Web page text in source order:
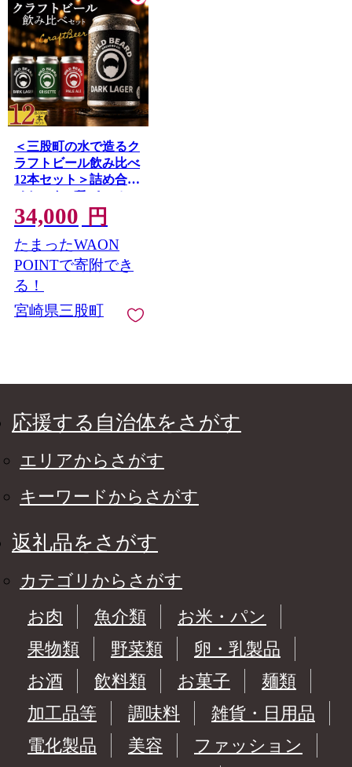
＜三股町の水で造るク
ラフトビール飲み比べ
12本セット＞詰め合わ
せセット 3種 ペールエ
ール グリセット ダー
クラガー 5% お酒 ア
ルコール ギフト 贈り
物 プレゼント 宅飲み
家飲み 晩酌 お取り寄
せ 地ビール【MI746-
wb】【ワイルドビア
34,000 円
たまったWAON
POINTで寄附でき
る！
宮崎県三股町
応援する自治体をさがす
エリアからさがす
キーワードからさがす
返礼品をさがす
カテゴリからさがす
お肉
魚介類
お米・パン
果物類
野菜類
卵・乳製品
お酒
飲料類 お菓子
麺類
加工品等
調味料
雑貨・日用品
電化製品
美容
ファッション